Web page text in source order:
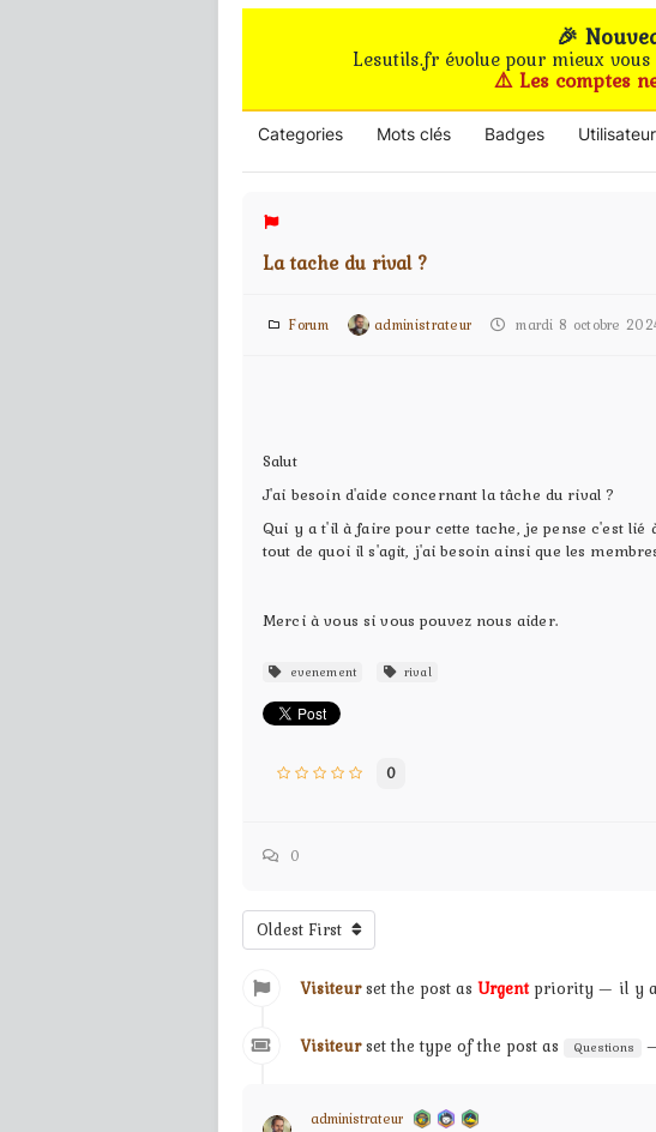
🎉
Lesutils.fr évolue pour mieux
⚠️ Les comptes
Categories Mots clés Badges
La tache du rival ?
Forum administrateur mardi 8 octobre
Salut
J'ai besoin d'aide concernant la tâche du rival ?
Qui y a t'il à faire pour cette tache, je pense c'est
tout de quoi il s'agit, j'ai besoin ainsi que les
Merci à vous si vous pouvez nous aider.
evenement rival
0
0
Oldest First
Visiteur set the post as Urgentpriority — il y a
Visiteur set the type of the post as Questions
administrateur